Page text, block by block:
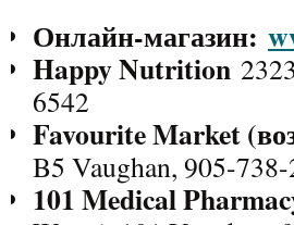
Онлайн-магазин:
Happy Nutrition
6542
Favourite Market (
B5 Vaughan, 905-
101 Medical